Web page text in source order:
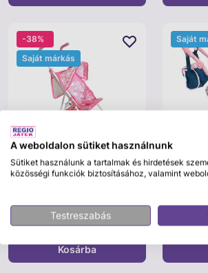
MELOGO
3 995 Ft 6 495 Ft
-38%
Saját márkás
Kosárba
L.O.L.
19 995
Saját
A weboldalon sütiket használnunk
Sütiket használunk a tartalmak és hirdetések
közösségi funkciók biztosításához, valamint
Testreszabás